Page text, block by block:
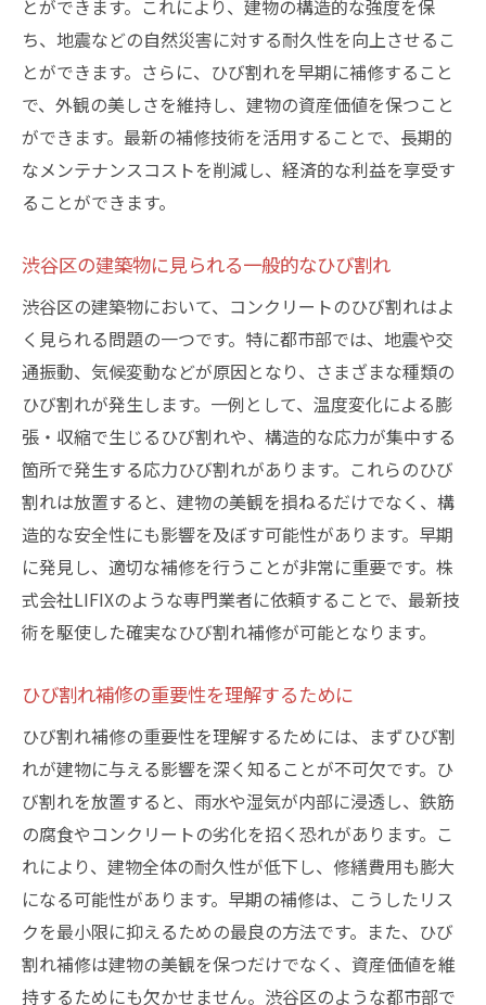
住民の声を聞く—実際の体験談
補修事例から学ぶ重要なポイント
ひび割れ補修が変えた生活環境
事例から見る補修の費用と効果
ひび割れを防ぐためのメンテナンス方法—渋谷
区の住まいを長持ちさせるコツ
渋谷区での気候対策とメンテナンス
簡単にできる日常メンテナンス
ひび割れ予防に役立つアイテム
プロのメンテナンスサービスの活用方法
メンテナンス計画の立て方と実行
とができます。これにより、建物の構造的な強度を保
ち、地震などの自然災害に対する耐久性を向上させるこ
とができます。さらに、ひび割れを早期に補修すること
で、外観の美しさを維持し、建物の資産価値を保つこと
ができます。最新の補修技術を活用することで、長期的
なメンテナンスコストを削減し、経済的な利益を享受す
ることができます。
渋谷区の建築物に見られる一般的なひび割れ
渋谷区の建築物において、コンクリートのひび割れはよ
く見られる問題の一つです。特に都市部では、地震や交
通振動、気候変動などが原因となり、さまざまな種類の
ひび割れが発生します。一例として、温度変化による膨
張・収縮で生じるひび割れや、構造的な応力が集中する
箇所で発生する応力ひび割れがあります。これらのひび
割れは放置すると、建物の美観を損ねるだけでなく、構
造的な安全性にも影響を及ぼす可能性があります。早期
に発見し、適切な補修を行うことが非常に重要です。株
式会社LIFIXのような専門業者に依頼することで、最新技
術を駆使した確実なひび割れ補修が可能となります。
ひび割れ補修の重要性を理解するために
ひび割れ補修の重要性を理解するためには、まずひび割
れが建物に与える影響を深く知ることが不可欠です。ひ
び割れを放置すると、雨水や湿気が内部に浸透し、鉄筋
の腐食やコンクリートの劣化を招く恐れがあります。こ
れにより、建物全体の耐久性が低下し、修繕費用も膨大
になる可能性があります。早期の補修は、こうしたリス
クを最小限に抑えるための最良の方法です。また、ひび
割れ補修は建物の美観を保つだけでなく、資産価値を維
持するためにも欠かせません。渋谷区のような都市部で